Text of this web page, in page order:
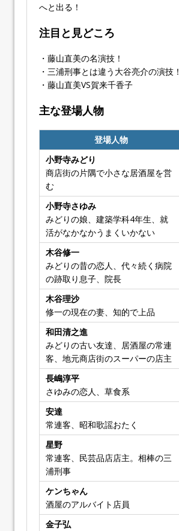
へと出る！
注目と見どころ
・藤山直美の名演技！
・三浦刑事とは違う大谷亮介の演技！
・藤山直美VS賀来千香子
主な登場人物
登場人物
小野寺みどり
商店街の片隅で小さな居酒屋を営
む
小野寺さゆみ
みどりの娘、建築学科4年生、就
活がなかなかうまくいかない
木谷修一
みどりの昔の恋人、代々続く病院
の跡取り息子、院長
木谷理沙
修一の現在の妻、知的で上品
和田清之進
みどりの古い友達、居酒屋の常連
客、地元商店街のスーパーの店主
長嶋淳平
さゆみの恋人、草食系
安達
常連客、昭和歌謡おたく
星野
常連客、民芸品店店主。相棒の三
浦刑事
ケンちゃん
酒屋のアルバイト店員
金子弘